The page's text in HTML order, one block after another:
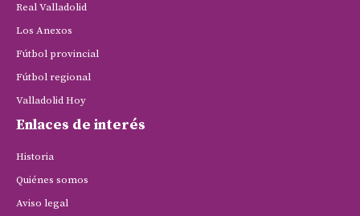
Real Valladolid
Los Anexos
Fútbol provincial
Fútbol regional
Valladolid Hoy
Enlaces de interés
Historia
Quiénes somos
Aviso legal